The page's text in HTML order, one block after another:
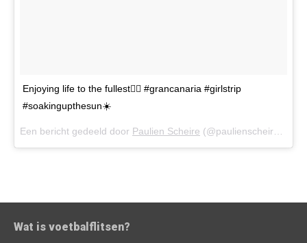
Enjoying life to the fullest✌🏼️ #grancanaria #girlstrip
#soakingupthesun☀️
Een bericht gedeeld door Paulien Scheire (@paulienscheire) op
Wat is voetbalflitsen?